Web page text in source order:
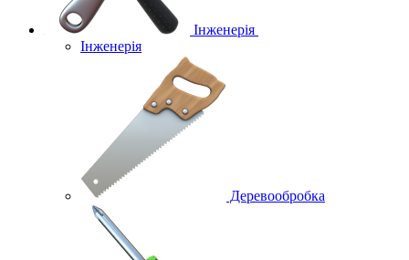
Інженерія
Інженерія
Деревообробка